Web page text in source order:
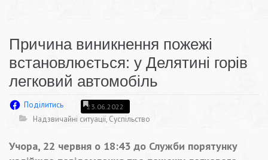
Причина виникнення пожежі
встановлюється: у Делятині горів
легковий автомобіль
Поділитись 23.06.2022
Надзвичайні ситуації, Суспільство
Учора, 22 червня о 18:43 до Служби порятунку